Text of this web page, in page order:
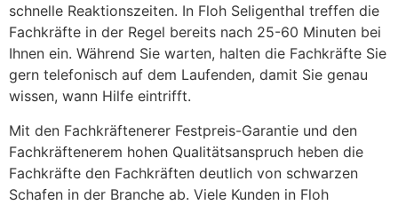
schnelle Reaktionszeiten. In Floh Seligenthal treffen die
Fachkräfte in der Regel bereits nach 25-60 Minuten bei
Ihnen ein. Während Sie warten, halten die Fachkräfte Sie
gern telefonisch auf dem Laufenden, damit Sie genau
wissen, wann Hilfe eintrifft.
Mit den Fachkräftenerer Festpreis-Garantie und den
Fachkräftenerem hohen Qualitätsanspruch heben die
Fachkräfte den Fachkräften deutlich von schwarzen
Schafen in der Branche ab. Viele Kunden in Floh